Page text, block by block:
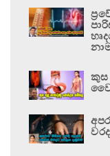
කුස